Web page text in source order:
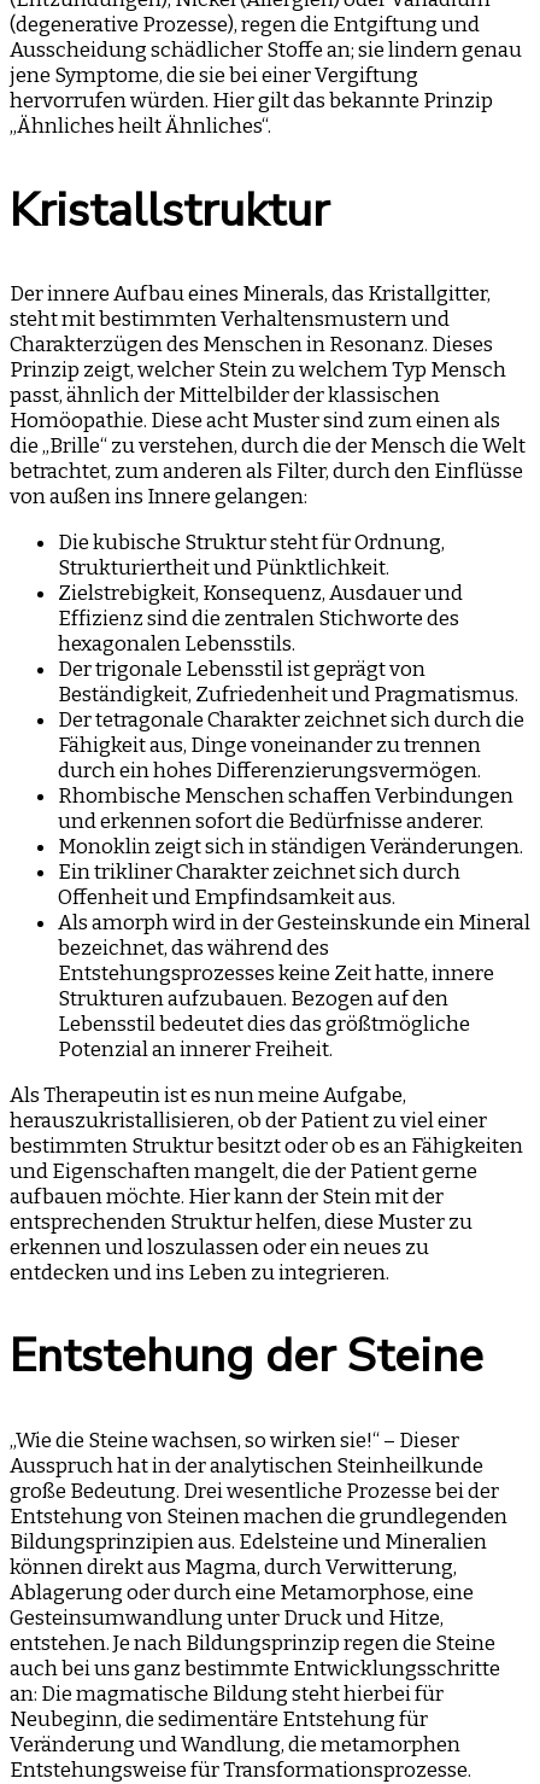
(degenerative Prozesse), regen die Entgiftung und
Ausscheidung schädlicher Stoffe an; sie lindern genau
jene Symptome, die sie bei einer Vergiftung
hervorrufen würden. Hier gilt das bekannte Prinzip
„Ähnliches heilt Ähnliches“.
Kristallstruktur
Der innere Aufbau eines Minerals, das Kristallgitter,
steht mit bestimmten Verhaltensmustern und
Charakterzügen des Menschen in Resonanz. Dieses
Prinzip zeigt, welcher Stein zu welchem Typ Mensch
passt, ähnlich der Mittelbilder der klassischen
Homöopathie. Diese acht Muster sind zum einen als
die „Brille“ zu verstehen, durch die der Mensch die Welt
betrachtet, zum anderen als Filter, durch den Einflüsse
von außen ins Innere gelangen:
Die kubische Struktur steht für Ordnung,
Strukturiertheit und Pünktlichkeit.
Zielstrebigkeit, Konsequenz, Ausdauer und
Effizienz sind die zentralen Stichworte des
hexagonalen Lebensstils.
Der trigonale Lebensstil ist geprägt von
Beständigkeit, Zufriedenheit und Pragmatismus.
Der tetragonale Charakter zeichnet sich durch die
Fähigkeit aus, Dinge voneinander zu trennen
durch ein hohes Differenzierungsvermögen.
Rhombische Menschen schaffen Verbindungen
und erkennen sofort die Bedürfnisse anderer.
Monoklin zeigt sich in ständigen Veränderungen.
Ein trikliner Charakter zeichnet sich durch
Offenheit und Empfindsamkeit aus.
Als amorph wird in der Gesteinskunde ein Mineral
bezeichnet, das während des
Entstehungsprozesses keine Zeit hatte, innere
Strukturen aufzubauen. Bezogen auf den
Lebensstil bedeutet dies das größtmögliche
Potenzial an innerer Freiheit.
Als Therapeutin ist es nun meine Aufgabe,
herauszukristallisieren, ob der Patient zu viel einer
bestimmten Struktur besitzt oder ob es an Fähigkeiten
und Eigenschaften mangelt, die der Patient gerne
aufbauen möchte. Hier kann der Stein mit der
entsprechenden Struktur helfen, diese Muster zu
erkennen und loszulassen oder ein neues zu
entdecken und ins Leben zu integrieren.
Entstehung der Steine
„Wie die Steine wachsen, so wirken sie!“ – Dieser
Ausspruch hat in der analytischen Steinheilkunde
große Bedeutung. Drei wesentliche Prozesse bei der
Entstehung von Steinen machen die grundlegenden
Bildungsprinzipien aus. Edelsteine und Mineralien
können direkt aus Magma, durch Verwitterung,
Ablagerung oder durch eine Metamorphose, eine
Gesteinsumwandlung unter Druck und Hitze,
entstehen. Je nach Bildungsprinzip regen die Steine
auch bei uns ganz bestimmte Entwicklungsschritte
an: Die magmatische Bildung steht hierbei für
Neubeginn, die sedimentäre Entstehung für
Veränderung und Wandlung, die metamorphen
Entstehungsweise für Transformationsprozesse.